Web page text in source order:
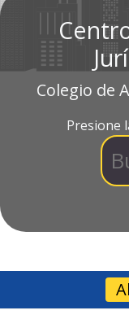
Colegio de
Presione